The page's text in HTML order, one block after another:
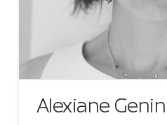
Alexiane Genin